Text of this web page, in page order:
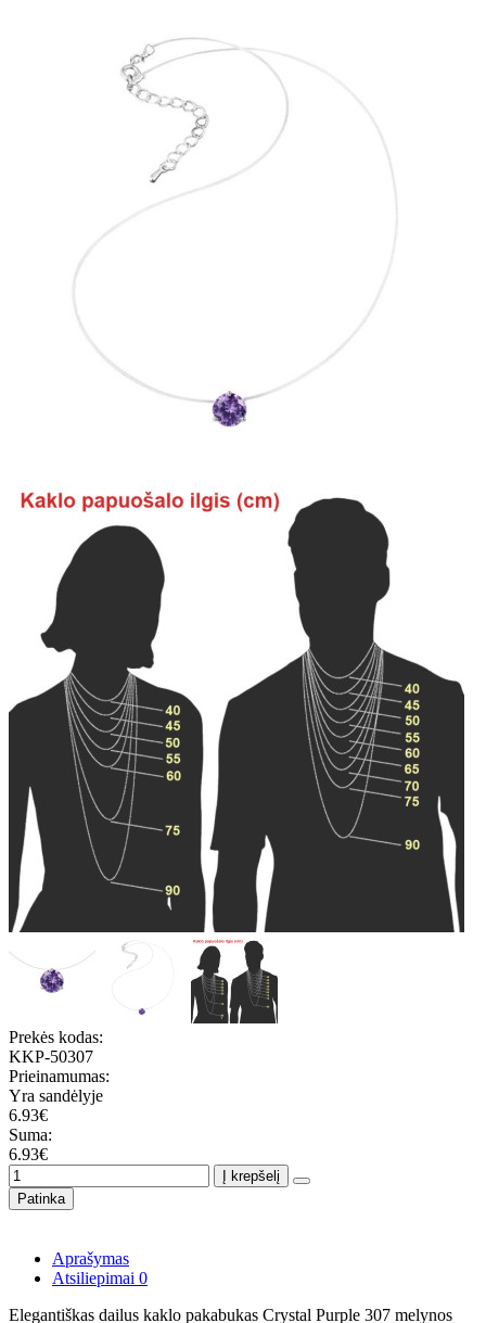
Prekės kodas:
KKP-50307
Prieinamumas:
Yra sandėlyje
6.93€
Suma:
6.93€
Į krepšelį
Patinka
Aprašymas
Atsiliepimai 0
Elegantiškas dailus kaklo pakabukas Crystal Purple 307 melynos